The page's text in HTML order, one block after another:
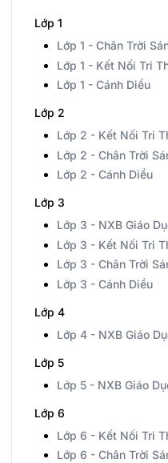
Lớp 1
Lớp 1 - Chân Trời
Lớp 1 - Kết Nối Tri
Lớp 1 - Cánh Diều
Lớp 2
Lớp 2 - Kết Nối Tri
Lớp 2 - Chân Trời
Lớp 2 - Cánh Diều
Lớp 3
Lớp 3 - NXB Giáo
Lớp 3 - Kết Nối Tri
Lớp 3 - Chân Trời
Lớp 3 - Cánh Diều
Lớp 4
Lớp 4 - NXB Giáo
Lớp 5
Lớp 5 - NXB Giáo
Lớp 6
Lớp 6 - Kết Nối Tri
Lớp 6 - Chân Trời